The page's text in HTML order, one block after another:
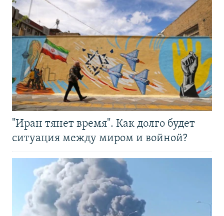
"Иран тянет время". Как долго будет
ситуация между миром и войной?